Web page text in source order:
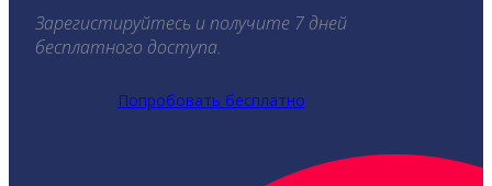
Зарегистируйтесь и получите 7 дней
бесплатного доступа.
Попробовать бесплатно